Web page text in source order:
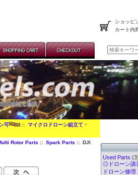
ショッピ
カート内
可 ::マイクロドローン組立て・
Rotor Parts ::Spark Parts :: DJI
Used Parts
◎ドローン講
ドローン修